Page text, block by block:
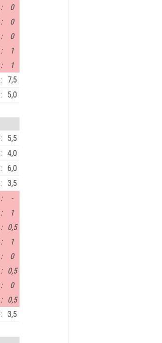
:
0
:
0
:
0
:
1
:
1
:
7,5
: 5,0
:
5,5
:
4,0
:
6,0
:
3,5
:
-
:
1
:
0,5
:
1
:
0
:
0,5
:
0
:
0,5
: 3,5